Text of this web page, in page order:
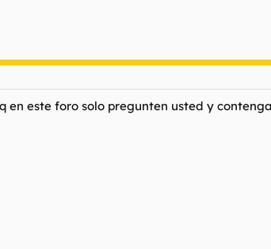
en este foro solo pregunten usted y